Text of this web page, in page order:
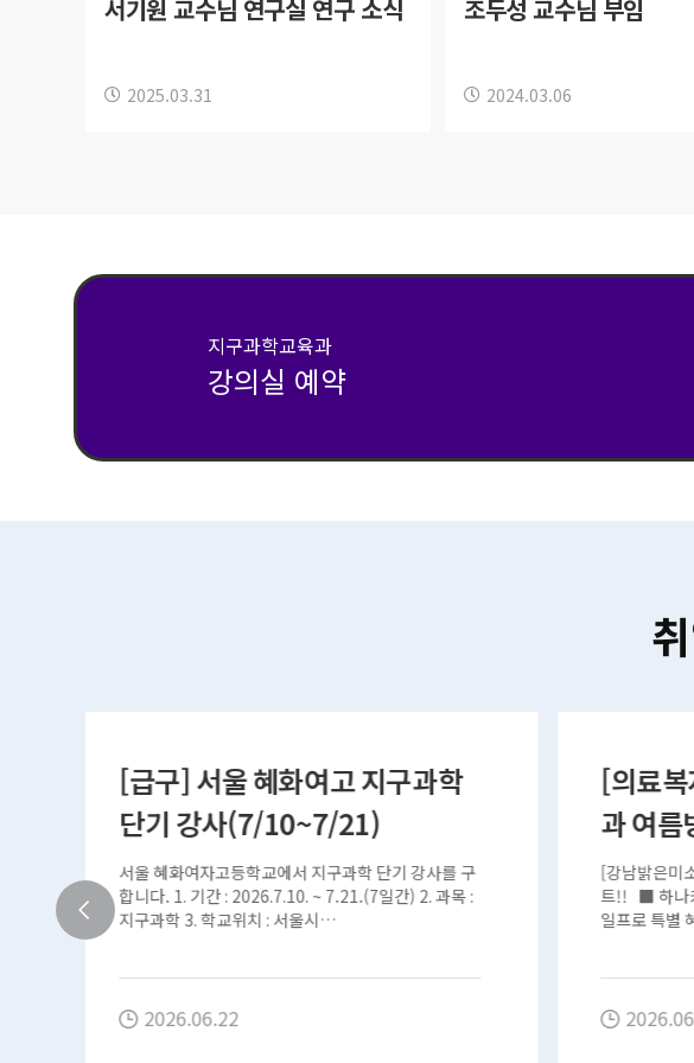
서기원 교수님 연구실 연구 소식
2025.03.31
조두성 교수님 부임
2024.03.06
지구과학교육과
강의실 예약
[의료복지혜택] 강남밝은미소안
과 여름방학 특별 이벤트!!
2026.06.21
[강남밝은미소안과X서울대학교] 여름방학 특별 이벤
트!! ■ 하나카드 고객 대상 혜택 – 스마일라식/스마
일프로 특별 혜택 – 70여 가지 종합안검진 – 건조증…
(부천
과학
급구
부천에 위치
르칠 기간
(목)~9.23.(